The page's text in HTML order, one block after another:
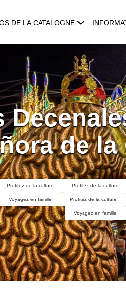
DE LA CATALOGNE
de la
Profitez de la culture Profitez de la culture
Voyagez en famille Profitez de la culture
Voyagez en famille